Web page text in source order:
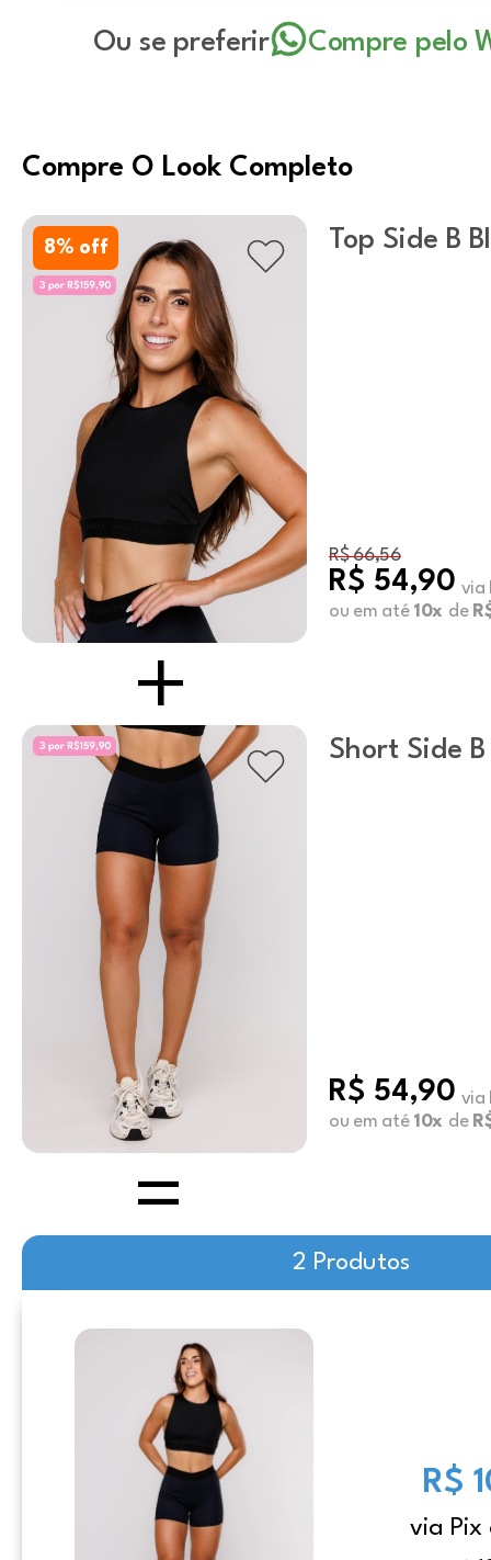
Ou se preferir Compre pelo
Compre O Look Completo
8% off Top Side B
R$ 66,56
R$ 54,90 via
ou em até 10x de
Short Side
R$ 54,90 via
ou em até 10x de
2 Produtos
R$
via Pix